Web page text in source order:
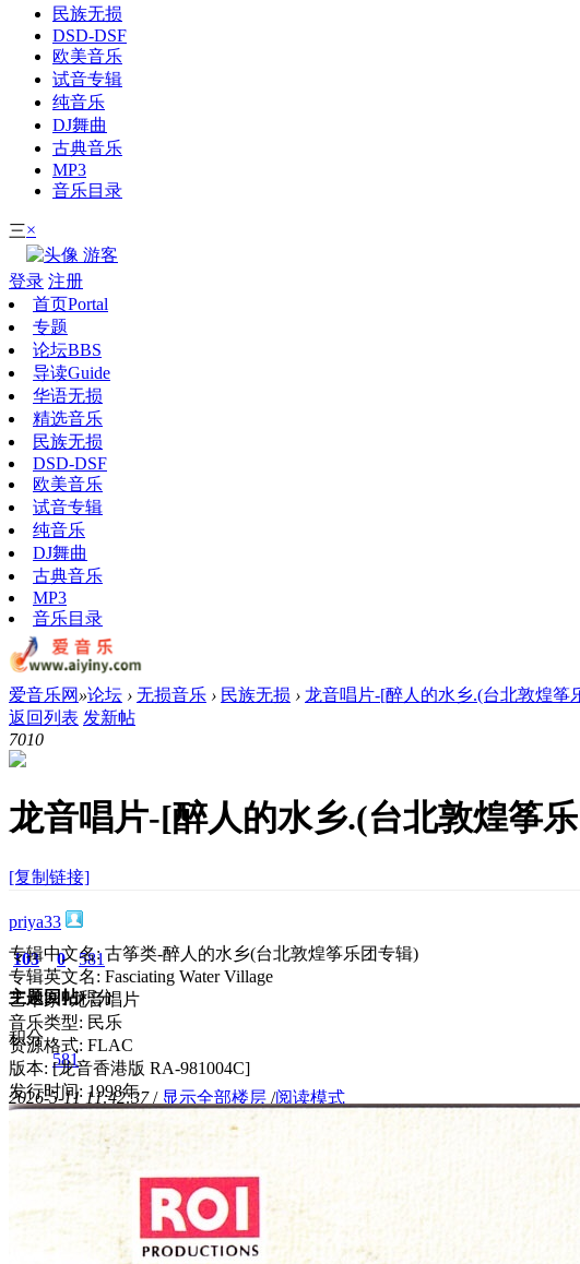
民族无损
DSD-DSF
欧美音乐
试音专辑
纯音乐
DJ舞曲
古典音乐
MP3
音乐目录
三×
游客
登录 注册
首页Portal
专题
论坛BBS
导读Guide
华语无损
精选音乐
民族无损
DSD-DSF
欧美音乐
试音专辑
纯音乐
DJ舞曲
古典音乐
MP3
音乐目录
爱音乐网 »论坛 › 无损音乐 › 民族无损 › 龙音唱片-[醉人的水乡.(台北敦煌筝
返回列表 发新帖
7010
龙音唱片-[醉人的水乡.(台北敦煌筝
[复制链接]
priya33
103
主题
0
回帖
581
积分
积分
581
2026-5-11 11:42:37 / 显示全部楼层 /阅读模式
专辑中文名: 古筝类-醉人的水乡(台北敦煌筝乐团专辑)
专辑英文名: Fasciating Water Village
艺术家: 龙音唱片
音乐类型: 民乐
资源格式: FLAC
版本: [龙音香港版 RA-981004C]
发行时间: 1998年